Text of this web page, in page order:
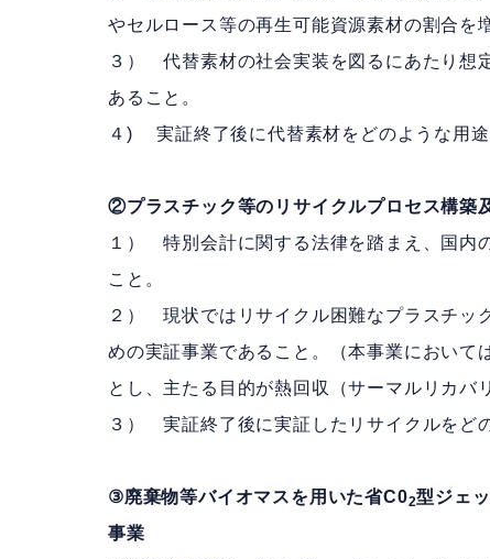
やセルロース等の再生可能資源素材の割合を
３） 代替素材の社会実装を図るにあたり想
あること。
４) 実証終了後に代替素材をどのような用途
②プラスチック等のリサイクルプロセス構築
１） 特別会計に関する法律を踏まえ、国内
こと。
２） 現状ではリサイクル困難なプラスチッ
めの実証事業であること。（本事業において
とし、主たる目的が熱回収（サーマルリカバ
３） 実証終了後に実証したリサイクルをど
③廃棄物等バイオマスを用いた省C02型ジェ
事業